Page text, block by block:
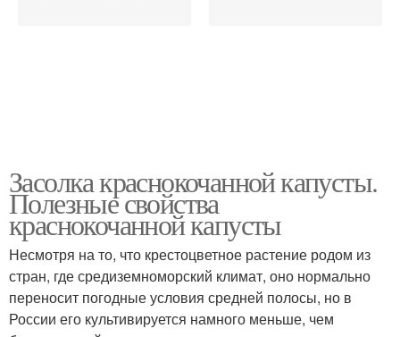
Засолка краснокочанной капусты.
Полезные свойства
краснокочанной капусты
Несмотря на то, что крестоцветное растение родом из
стран, где средиземноморский климат, оно нормально
переносит погодные условия средней полосы, но в
России его культивируется намного меньше, чем